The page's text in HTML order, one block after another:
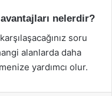
avantajları nelerdir?
soru
alanlarda daha
yardımcı olur.